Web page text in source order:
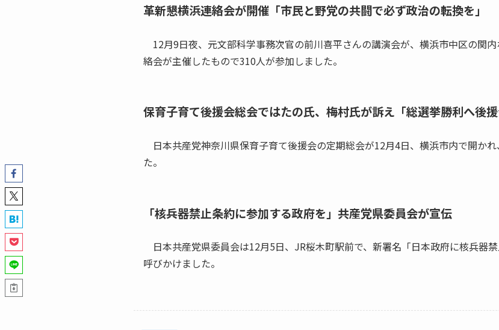
革新懇横浜連絡会が開催「市民と野党の共闘で必ず政治の転換を」
12月9日夜、元文部科学事務次官の前川喜平さんの講演会が、横浜市中区の関
絡会が主催したもので310人が参加しました。
保育子育て後援会総会ではたの氏、梅村氏が訴え「総選挙勝利へ後援
日本共産党神奈川県保育子育て後援会の定期総会が12月4日、横浜市内で開か
た。
「核兵器禁止条約に参加する政府を」共産党県委員会が宣伝
日本共産党県委員会は12月5日、JR桜木町駅前で、新署名「日本政府に核兵器
呼びかけました。